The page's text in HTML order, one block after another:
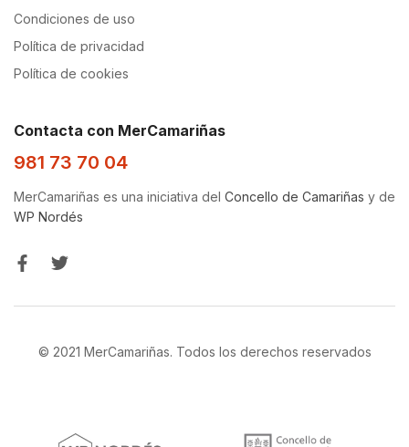
Condiciones de uso
Política de privacidad
Política de cookies
Contacta con MerCamariñas
981 73 70 04
MerCamariñas es una iniciativa del Concello de Camariñas y de
WP Nordés
© 2021 MerCamariñas. Todos los derechos reservados